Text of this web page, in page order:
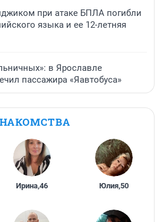
при атаке БПЛА погибли
языка и ее 12-летняя
в Ярославле
пассажира «Яавтобуса»
Ирина,46 Юлия,50